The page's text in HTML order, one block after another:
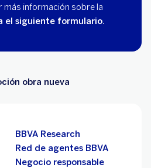
más información sobre la
el siguiente formulario.
obra nueva
BBVA Research
Red de agentes BBVA
Negocio responsable